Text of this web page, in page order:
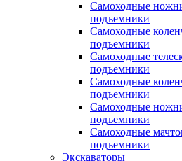
Самоходные
подъемники
Самоходные
подъемники
Самоходные
подъемники
Самоходные
подъемники
Самоходные
подъемники
Самоходные
подъемники
Экскаваторы